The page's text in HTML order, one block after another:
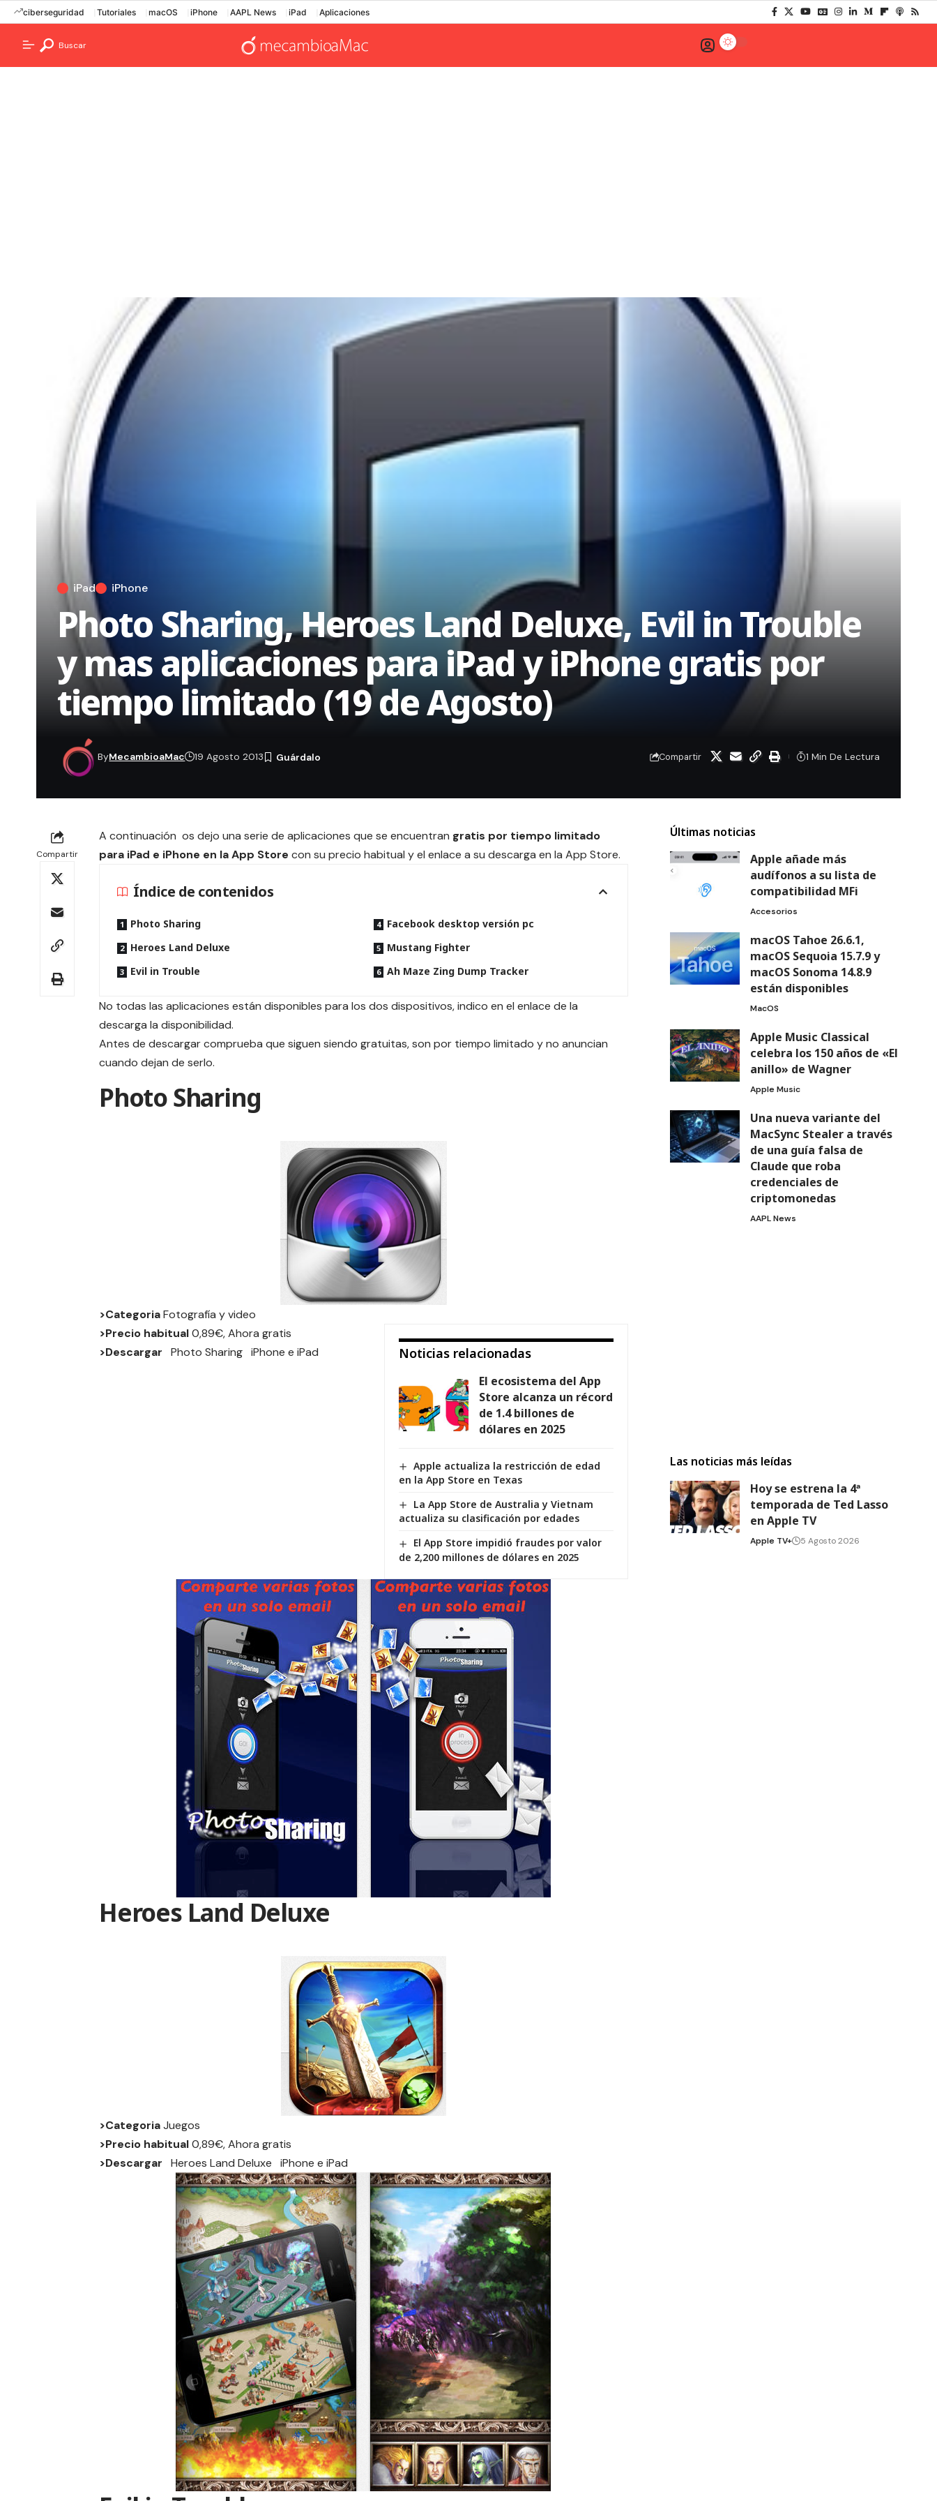
ciberseguridad Tutoriales macOS iPhone AAPL News iPad Aplicaciones
Buscar
iPad iPhone
Photo Sharing, Heroes Land Deluxe, Evil in Trouble
y mas aplicaciones para iPad y iPhone gratis por
tiempo limitado (19 de Agosto)
ByMecambioaMac 19 Agosto 2013 Compartir 1 Min De Lectura
Compartir
A continuación os dejo una serie de aplicaciones que se encuentran gratis por tiempo limitado
para iPad e iPhone en la App Store con su precio habitual y el enlace a su descarga en la App Store.
Índice de contenidos
Photo Sharing
Heroes Land Deluxe
Evil in Trouble
Facebook desktop versión pc
Mustang Fighter
Ah Maze Zing Dump Tracker
No todas las aplicaciones están disponibles para los dos dispositivos, indico en el enlace de la
descarga la disponibilidad.
Antes de descargar comprueba que siguen siendo gratuitas, son por tiempo limitado y no anuncian
cuando dejan de serlo.
Photo Sharing
>CategoriaFotografía y video
Noticias relacionadas
El ecosistema del App
Store alcanza un récord
de 1.4 billones de
dólares en 2025
Apple actualiza la restricción de edad
en la App Store en Texas
La App Store de Australia y Vietnam
actualiza su clasificación por edades
El App Store impidió fraudes por valor
de 2,200 millones de dólares en 2025
>Precio habitual0,89€, Ahora gratis
>Descargar
Photo Sharing iPhone e iPad
Heroes Land Deluxe
>CategoriaJuegos
>Precio habitual0,89€, Ahora gratis
>Descargar
Heroes Land Deluxe iPhone e iPad
Últimas noticias
Apple añade más
audífonos a su lista de
compatibilidad MFi
Accesorios
macOS Tahoe 26.6.1,
macOS Sequoia 15.7.9 y
macOS Sonoma 14.8.9
están disponibles
MacOS
Apple Music Classical
celebra los 150 años de «El
anillo» de Wagner
Apple Music
Una nueva variante del
MacSync Stealer a través
de una guía falsa de
Claude que roba
credenciales de
criptomonedas
AAPL News
Las noticias más leídas
Hoy se estrena la 4ª
temporada de Ted Lasso
en Apple TV
Apple TV+ 5 Agosto 2026